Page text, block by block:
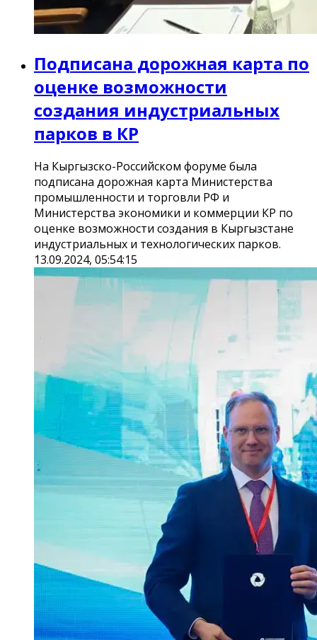
Подписана дорожная карта по
оценке возможности
создания индустриальных
парков в КР
На Кыргызско-Российском форуме была
подписана дорожная карта Министерства
промышленности и торговли РФ и
Министерства экономики и коммерции КР по
оценке возможности создания в Кыргызстане
индустриальных и технологических парков.
13.09.2024, 05:54:15